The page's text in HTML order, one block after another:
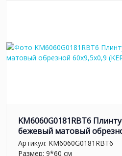
KM6060G0181RBT6
бежевый матовый
Артикул: KM6060G0181RBT6
Размер: 9*60 см